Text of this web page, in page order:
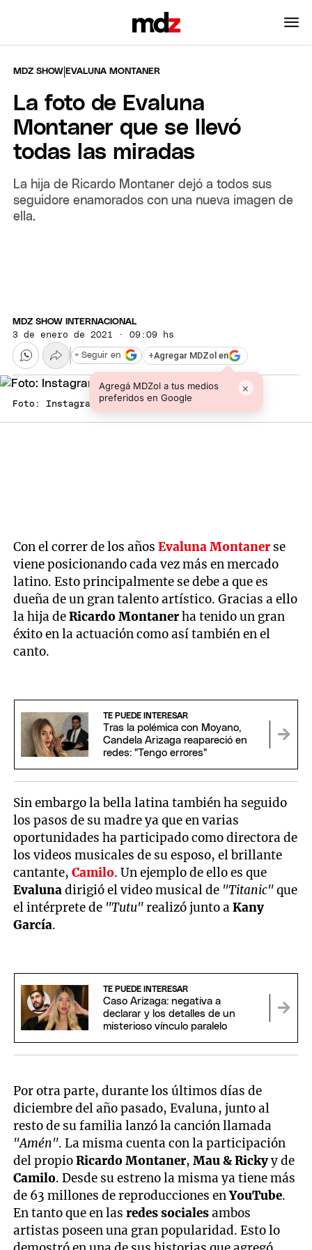
MDZ SHOW |EVALUNA MONTANER
La foto de Evaluna
Montaner que se llevó
todas las miradas
La hija de Ricardo Montaner dejó a todos sus
seguidore enamorados con una nueva imagen de
ella.
MDZ SHOW INTERNACIONAL
3 de enero de 2021 · 09:09 hs
+Agregar MDZol en
Agregá MDZol a tus medios
preferidos en Google
×
+ Seguir en
Foto: Instagram
Con el correr de los añosEvaluna Montaner se
viene posicionando cada vez más en mercado
latino. Esto principalmente se debe a que es
dueña de un gran talento artístico. Gracias a ello
la hija deRicardo Montanerha tenido un gran
éxito en la actuación como así también en el
canto.
TE PUEDE INTERESAR
Tras la polémica con Moyano,
Candela Arizaga reapareció en
redes: "Tengo errores"
Sin embargo la bella latina también ha seguido
los pasos de su madre ya que en varias
oportunidades ha participado como directora de
los videos musicales de su esposo, el brillante
cantante,Camilo. Un ejemplo de ello es que
Evalunadirigió el video musical de "Titanic"que
el intérprete de "Tutu"realizó junto aKany
García.
TE PUEDE INTERESAR
Caso Arizaga: negativa a
declarar y los detalles de un
misterioso vínculo paralelo
Por otra parte, durante los últimos días de
diciembre del año pasado, Evaluna, junto al
resto de su familia lanzó la canción llamada
"Amén". La misma cuenta con la participación
del propioRicardo Montaner,Mau & Rickyy de
Camilo. Desde su estreno la misma ya tiene más
de 63 millones de reproducciones enYouTube.
En tanto que en lasredes socialesambos
artistas poseen una gran popularidad. Esto lo